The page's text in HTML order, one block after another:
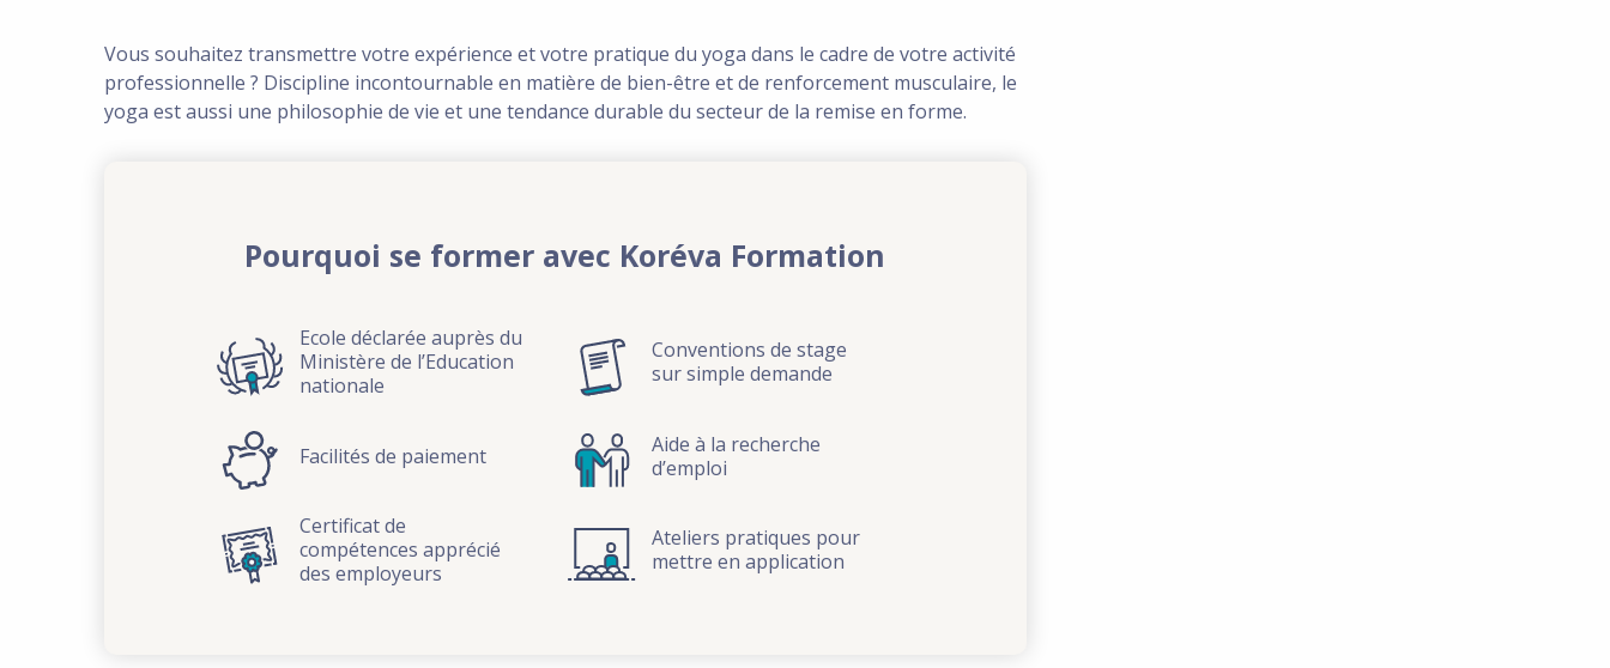
Vous souhaitez transmettre votre expérience et votre pratique du yoga dans le cadre de votre activité
professionnelle ? Discipline incontournable en matière de bien-être et de renforcement musculaire, le
yoga est aussi une philosophie de vie et une tendance durable du secteur de la remise en forme.
Pourquoi se former avec Koréva Formation
Ecole déclarée auprès du
Ministère de l’Education
nationale
Conventions de stage
sur simple demande
Facilités de paiement
Aide à la recherche
d’emploi
Certificat de
compétences apprécié
des employeurs
Ateliers pratiques pour
mettre en application